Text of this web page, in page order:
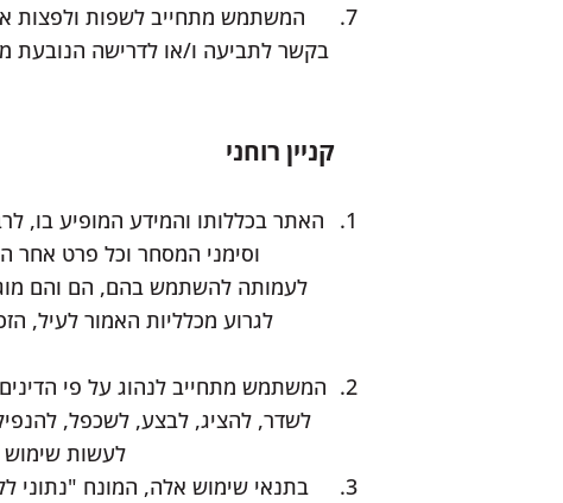
המשתמש מתחייב לשפות ולפצות
בקשר לתביעה ו/או לדרישה הנובעת
קניין רוחני
האתר בכללותו והמידע המופיע בו,
וסימני המסחר וכל פרט אחר
לעמותה להשתמש בהם, הם והם
לגרוע מכלליות האמור לעיל,
המשתמש מתחייב לנהוג על פי
לשדר, להציג, לבצע, לשכפל, להנפיק
לעשות
בתנאי שימוש אלה, המונח "נתוני